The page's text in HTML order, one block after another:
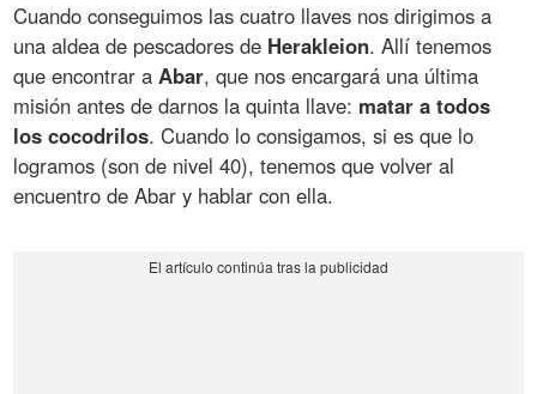
Cuando conseguimos las cuatro llaves nos dirigimos a
una aldea de pescadores de Herakleion. Allí tenemos
que encontrar aAbar, que nos encargará una última
misión antes de darnos la quinta llave: matar a todos
los cocodrilos. Cuando lo consigamos, si es que lo
logramos (son de nivel 40), tenemos que volver al
encuentro de Abar y hablar con ella.